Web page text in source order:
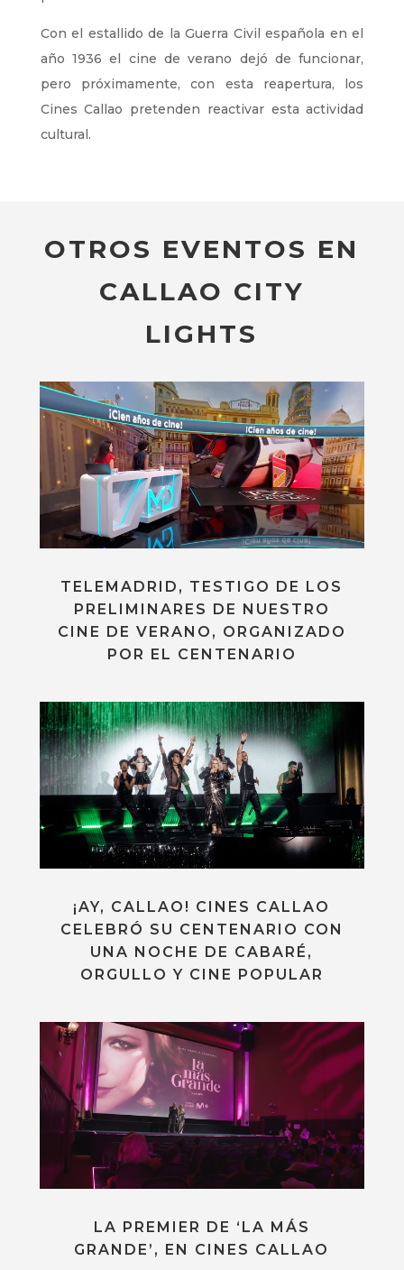
Con el estallido de la Guerra Civil española en el
año 1936 el cine de verano dejó de funcionar,
pero próximamente, con esta reapertura, los
Cines Callao pretenden reactivar esta actividad
cultural.
OTROS EVENTOS EN
CALLAO CITY
LIGHTS
TELEMADRID, TESTIGO DE LOS
PRELIMINARES DE NUESTRO
CINE DE VERANO, ORGANIZADO
POR EL CENTENARIO
¡AY, CALLAO! CINES CALLAO
CELEBRÓ SU CENTENARIO CON
UNA NOCHE DE CABARÉ,
ORGULLO Y CINE POPULAR
LA PREMIER DE ‘LA MÁS
GRANDE’, EN CINES CALLAO